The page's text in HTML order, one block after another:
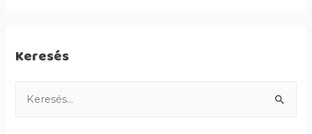
Keresés